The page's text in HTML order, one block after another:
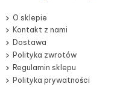
O sklepie
Kontakt z nami
Dostawa
Polityka zwrotów
Regulamin sklepu
Polityka prywatności